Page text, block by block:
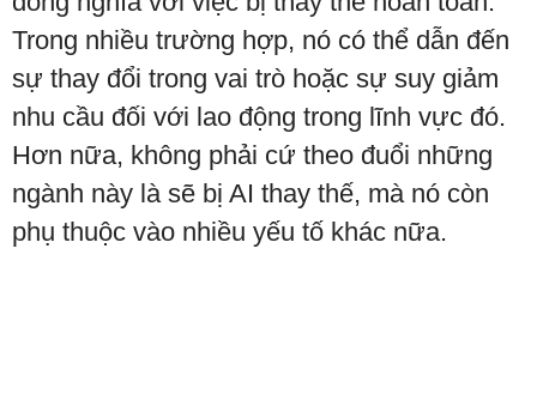
Trong nhiều trường hợp, nó có thể dẫn đến
sự thay đổi trong vai trò hoặc sự suy giảm
nhu cầu đối với lao động trong lĩnh vực đó.
Hơn nữa, không phải cứ theo đuổi những
ngành này là sẽ bị AI thay thế, mà nó còn
phụ thuộc vào nhiều yếu tố khác nữa.